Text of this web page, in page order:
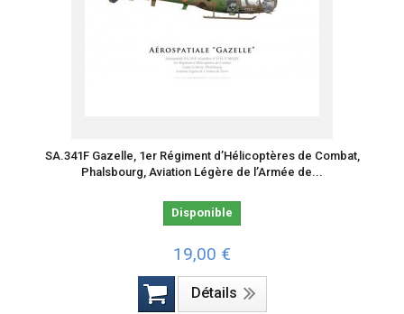
SA.341F Gazelle, 1er Régiment d’Hélicoptères de Combat,
Phalsbourg, Aviation Légère de l’Armée de...
Disponible
19,00 €
Détails